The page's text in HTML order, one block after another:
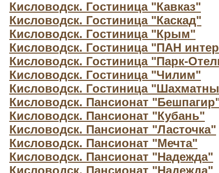
Кисловодск. Гостиница "Кавказ"
Кисловодск. Гостиница "Каскад"
Кисловодск. Гостиница "Крым"
Кисловодск. Гостиница "ПАН
Кисловодск. Гостиница "Парк-
Кисловодск. Гостиница "Чилим"
Кисловодск. Гостиница
Кисловодск. Пансионат
Кисловодск. Пансионат "Кубань"
Кисловодск. Пансионат "Ласточка"
Кисловодск. Пансионат "Мечта"
Кисловодск. Пансионат "Надежда"